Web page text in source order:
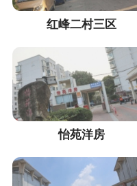
红峰二村三区
怡苑洋房